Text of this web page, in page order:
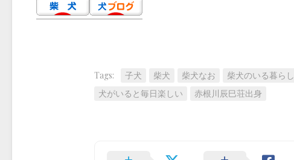
Tags: 子犬 柴犬 柴犬なお 柴犬のいる暮らし
犬がいると毎日楽しい
赤根川辰巳荘出身